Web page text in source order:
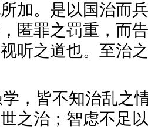
加。是以国治而
匿罪之罚重，而
听之道也。至治
。
学，皆不知治乱之
之治；智虑不足